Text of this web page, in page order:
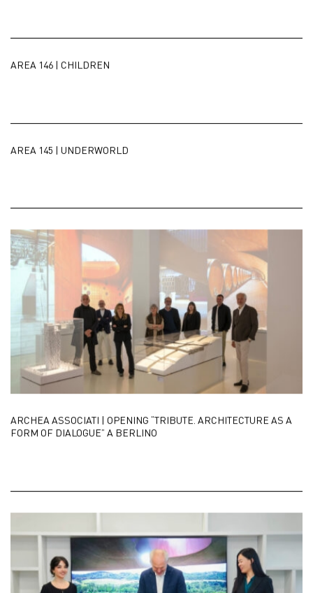
AREA 146 | CHILDREN
AREA 145 | UNDERWORLD
ARCHEA ASSOCIATI | OPENING “TRIBUTE. ARCHITECTURE AS A
FORM OF DIALOGUE” A BERLINO